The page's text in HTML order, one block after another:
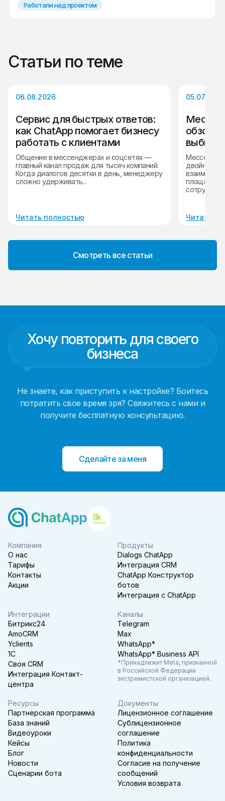
Работали над проектом
Статьи по теме
06.08.2026
Сервис для быстрых ответов:
как ChatApp помогает бизнесу
работать с клиентами
Общение в мессенджерах и соцсетях —
главный канал продаж для тысяч компаний.
Когда диалогов десятки в день, менеджеру
сложно удерживать...
Читать полностью
05.07.2026
обзор,
двойную
площадкой
Читать
Смотреть все статьи
Хочу повторить для своего
бизнеса
Не знаете, как приступить к настройке? Боитесь
потратить свое время зря? Свяжитесь с нами и
получите бесплатную консультацию.
Сделайте за меня
Компания
О нас
Тарифы
Контакты
Акции
Продукты
Dialogs ChatApp
Интеграция CRM
ChatApp Конструктор
ботов
Интеграция с ChatApp
Интеграции
Битрикс24
AmoCRM
Yclients
1C
Своя CRM
Интеграция Контакт-
центра
Каналы
Telegram
Max
WhatsApp*
WhatsApp* Business API
*Принадлежит Meta, признанной
в Российской Федерации
экстремистской организацией.
Ресурсы
Партнерская программа
База знаний
Видеоуроки
Кейсы
Блог
Новости
Сценарии бота
Документы
Лицензионное соглашение
Сублицензионное
соглашение
Политика
конфиденциальности
Согласие на получение
сообщений
Условия возврата